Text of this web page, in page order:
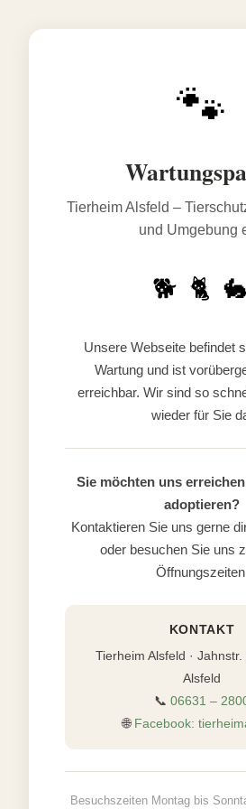
🐾
Tierheim Alsfeld –
und Umgebung
🐕 🐈 🐇
Unsere Webseite befindet
Wartung und ist
erreichbar. Wir sind so
wieder für Sie
Sie möchten uns
adoptieren?
Kontaktieren Sie uns gerne
oder besuchen Sie uns
KONTAKT
Tierheim Alsfeld ·
Alsfeld
📞 06631 –
🌐 Facebook:
Besuchszeiten Montag bis